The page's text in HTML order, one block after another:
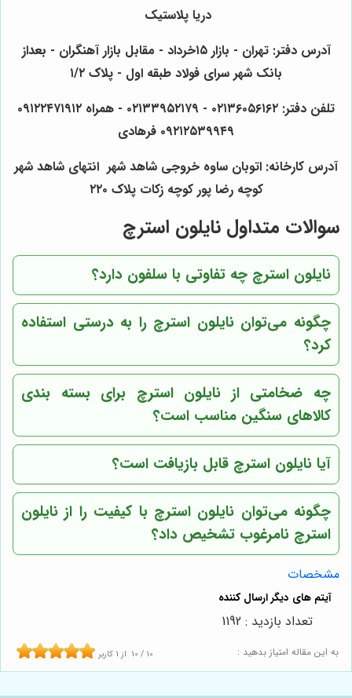
دریا پلاستیک
آدرس دفتر: تهران - بازار ۱۵خرداد - مقابل بازار آهنگران - بعداز
بانک شهر سرای فولاد طبقه اول - پلاک ۱/۲
تلفن دفتر: ۰۲۱۳۶۰۵۶۱۶۲ - ۰۲۱۳۳۹۵۲۱۷۹ - همراه ۰۹۱۲۲۴۷۱۹۱۲
۰۹۲۱۲۵۳۹۹۴۹ فرهادی
آدرس کارخانه: اتوبان ساوه خروجی شاهد شهر انتهای شاهد شهر
کوچه رضا پور کوچه زکات پلاک ۲۲۰
سوالات متداول نایلون استرچ
نایلون استرچ چه تفاوتی با سلفون دارد؟
چگونه می‌توان نایلون استرچ را به درستی استفاده
کرد؟
چه ضخامتی از نایلون استرچ برای بسته بندی
کالاهای سنگین مناسب است؟
آیا نایلون استرچ قابل بازیافت است؟
چگونه می‌توان نایلون استرچ با کیفیت را از نایلون
استرچ نامرغوب تشخیص داد؟
مشخصات
به این مقاله امتیاز بدهید : 10 / 10 از 1 کاربر
تعداد بازدید : 1192